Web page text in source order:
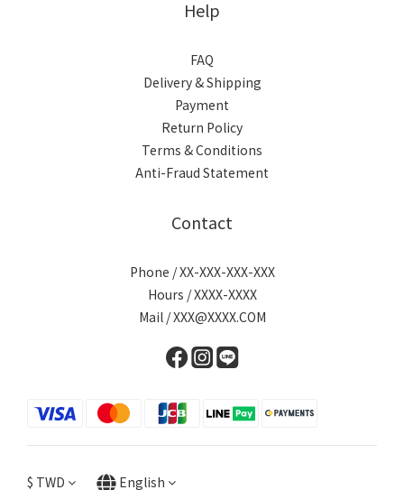
Help
FAQ
Delivery & Shipping
Payment
Return Policy
Terms & Conditions
Anti-Fraud Statement
Contact
Phone / XX-XXX-XXX-XXX
Hours / XXXX-XXXX
Mail / XXX@XXXX.COM
$ TWD English